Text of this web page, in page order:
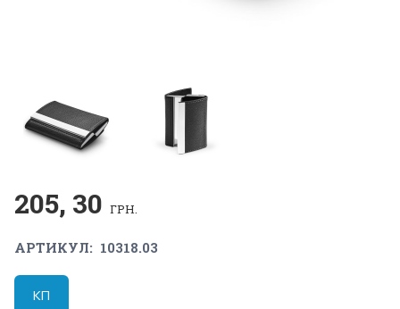
205, 30 ГРН.
АРТИКУЛ: 10318.03
КП